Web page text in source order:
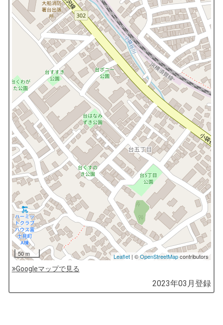
50 m Leaflet | ©OpenStreetMapcontributors
Googleマップで見る
2023年03月登録
コ